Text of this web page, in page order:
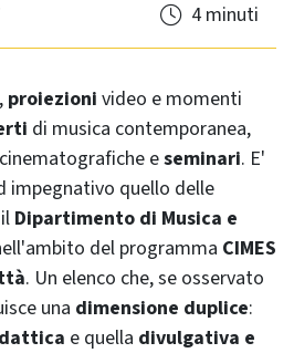
4 minuti
proiezioni video e momenti
di musica contemporanea,
cinematografiche eseminari. E'
impegnativo quello delle
Dipartimento di Musica e
del programma CIMES
. Un elenco che, se osservato
una dimensione duplice:
e quella divulgativa e